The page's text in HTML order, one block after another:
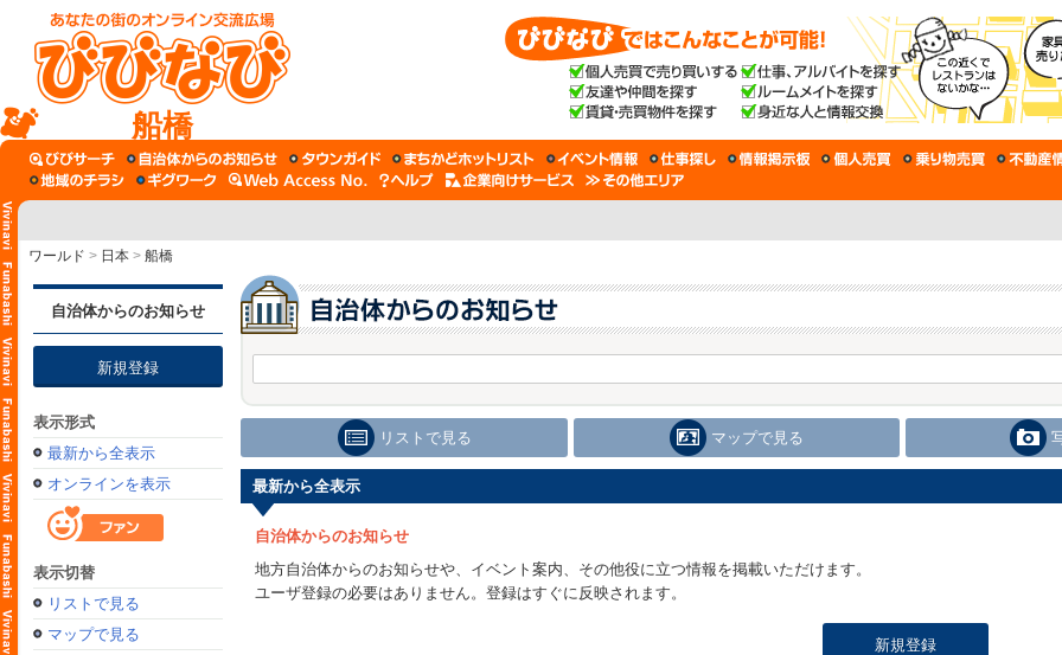
船橋
ワールド > 日本 > 船橋
自治体からのお知らせ
新規登録
表示形式
最新から全表示
オンラインを表示
表示切替
リストで見る
マップで見る
リストで見る マップで見る
最新から全表示
自治体からのお知らせ
地方自治体からのお知らせや、イベント案内、その他役に立つ情報を掲載いただけます。
ユーザ登録の必要はありません。登録はすぐに反映されます。
新規登録